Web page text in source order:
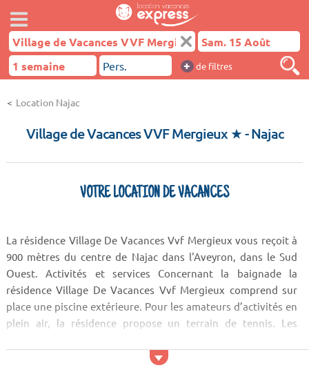
+ de filtres
Location Najac
Village de Vacances VVF Mergieux ★- Najac
VOTRE LOCATION DE VACANCES
La résidence Village De Vacances Vvf Mergieux vous reçoit à
900 mètres du centre de Najac dans l'Aveyron, dans le Sud
Ouest. Activités et services Concernant la baignade la
résidence Village De Vacances Vvf Mergieux comprend sur
place une piscine extérieure. Pour les amateurs d’activités en
plein air, la résidence propose un terrain de tennis. Les